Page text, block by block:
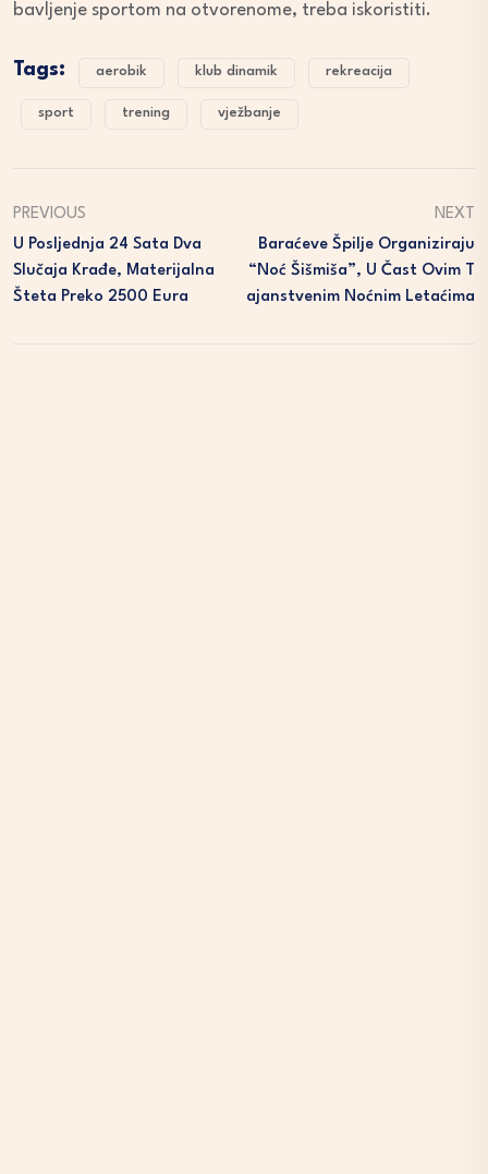
bavljenje sportom na otvorenome, treba iskoristiti.
Tags: aerobik klub dinamik rekreacija
sport trening vježbanje
PREVIOUS
U Posljednja 24 Sata Dva
Slučaja Krađe, Materijalna
Šteta Preko 2500 Eura
NEXT
Baraćeve Špilje Organiziraju
“Noć Šišmiša”, U Čast Ovim T
Ajanstvenim Noćnim Letaćima